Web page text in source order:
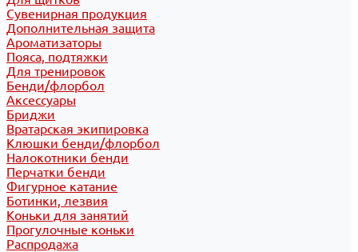
Сувенирная продукция
Дополнительная защита
Ароматизаторы
Пояса, подтяжки
Для тренировок
Бенди/флорбол
Аксессуары
Бриджи
Вратарская экипировка
Клюшки бенди/флорбол
Налокотники бенди
Перчатки бенди
Фигурное катание
Ботинки, лезвия
Коньки для занятий
Прогулочные коньки
Распродажа